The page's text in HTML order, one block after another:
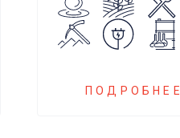
управления.
Блок
российских
ПОДРОБНЕЕ